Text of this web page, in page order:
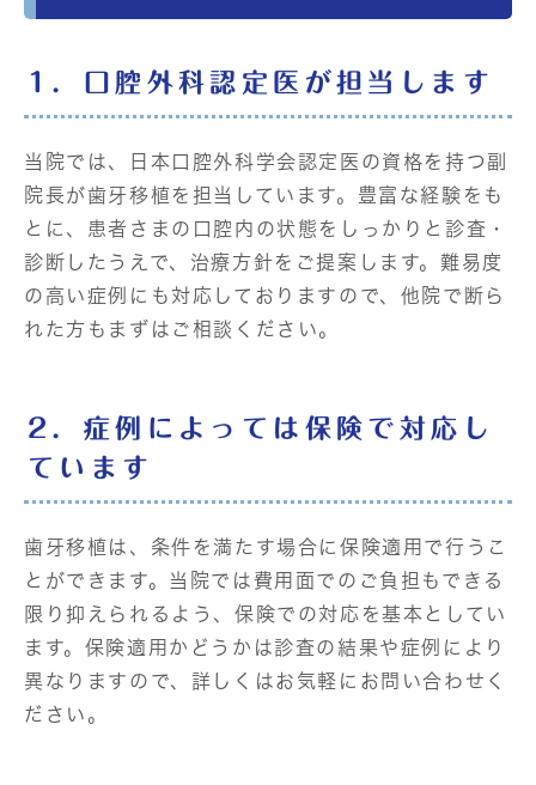
1．口腔外科認定医が担当します
当院では、日本口腔外科学会認定医の資格を持つ副
院長が歯牙移植を担当しています。豊富な経験をも
とに、患者さまの口腔内の状態をしっかりと診査・
診断したうえで、治療方針をご提案します。難易度
の高い症例にも対応しておりますので、他院で断ら
れた方もまずはご相談ください。
2．症例によっては保険で対応し
ています
歯牙移植は、条件を満たす場合に保険適用で行うこ
とができます。当院では費用面でのご負担もできる
限り抑えられるよう、保険での対応を基本としてい
ます。保険適用かどうかは診査の結果や症例により
異なりますので、詳しくはお気軽にお問い合わせく
ださい。